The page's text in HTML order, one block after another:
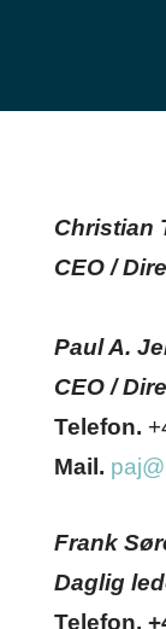
Christian
CEO /
Paul A.
CEO /
Telefon.
Mail.
Frank
Daglig
Telefon.